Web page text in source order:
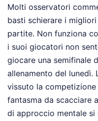
Molti osservatori
basti schierare i
partite. Non funziona
i suoi giocatori non
giocare una semifinale
allenamento del lunedì.
vissuto la competizione
fantasma da scacciare
di approccio mentale